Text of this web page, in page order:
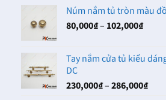
đến
Núm nắm tủ tròn màu
80,000₫– 102,000₫
Tay nắm cửa tủ kiểu
DC
230,000₫– 286,000₫